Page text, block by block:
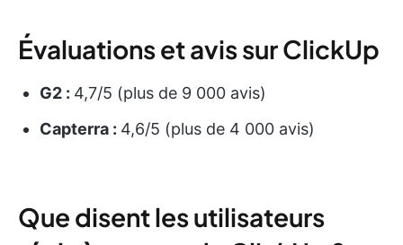
Évaluations et avis sur ClickUp
G2 : 4,7/5 (plus de 9 000 avis)
Capterra : 4,6/5 (plus de 4 000 avis)
Que disent les utilisateurs